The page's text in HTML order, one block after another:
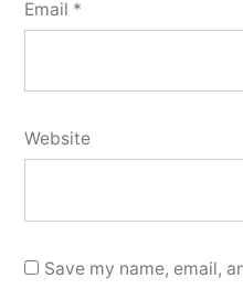
Email *
Website
Save my name, email,